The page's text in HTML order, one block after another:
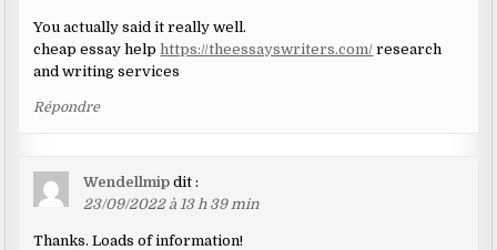
You actually said it really well.
cheap essay helphttps://theessayswriters.com/ research
and writing services
Répondre
Wendellmip dit :
23/09/2022 à 13 h 39 min
Thanks. Loads of information!